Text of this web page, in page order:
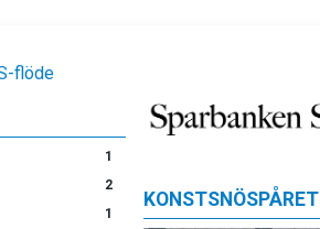
flöde
1
2
1
KONSTSNÖSPÅRET